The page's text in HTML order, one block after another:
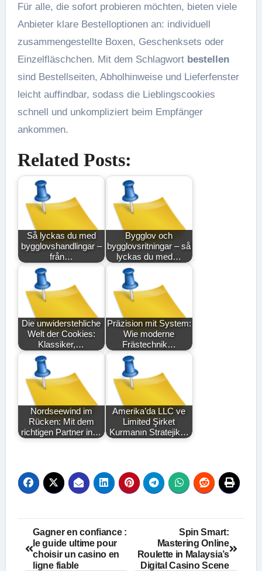
Für alle, die sofort probieren möchten, bieten viele
Anbieter klare Bestelloptionen an: individuell
zusammengestellte Boxen, Geschenksets oder
Einzelfläschchen. Mit dem Schlagwort bestellen
sind Bestellseiten, Abholhinweise und Lieferfenster
leicht auffindbar, sodass die Lieblingscookies
schnell und unkompliziert beim Empfänger
ankommen.
Related Posts:
Så lyckas du med
bygglovshandlingar –
från…
Bygglov och
bygglovsritningar – så
lyckas du med…
Die unwiderstehliche
Welt der Cookies:
Klassiker,…
Präzision mit System:
Wie moderne
Frästechnik…
Nordseewind im
Rücken: Mit dem
richtigen Partner in…
Amerika’da LLC ve
Limited Şirket
Kurmanın Stratejik…
Post
navigation
Gagner en confiance :
le guide ultime pour
choisir un casino en
ligne fiable
Spin Smart:
Mastering Online
Roulette in Malaysia’s
Digital Casino Scene